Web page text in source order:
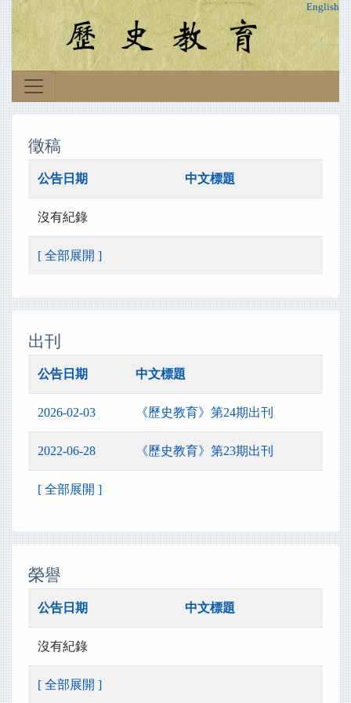
English
徵稿
公告日期 中文標題
沒有紀錄
[ 全部展開 ]
出刊
公告日期 中文標題
2026-02-03 《歷史教育》第24期出刊
2022-06-28 《歷史教育》第23期出刊
[ 全部展開 ]
榮譽
公告日期 中文標題
沒有紀錄
[ 全部展開 ]